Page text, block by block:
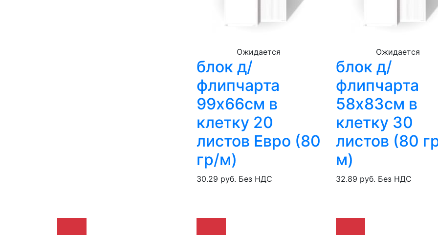
Ожидается
блок д/
флипчарта
99х66см в
клетку 20
листов Евро (80
гр/м)
30.29 руб. Без НДС
Ожидается
блок д/
флипчарта
58х83см в
клетку 30
листов (80
м)
32.89 руб. Без НДС